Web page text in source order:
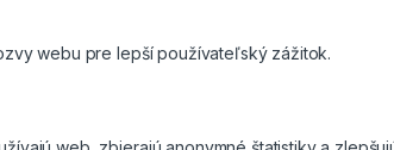
webu pre lepší používateľský zážitok.